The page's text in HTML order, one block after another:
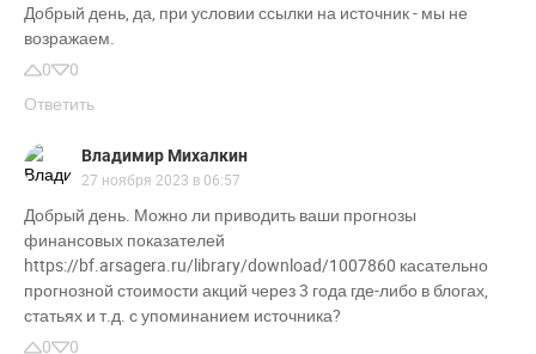
Добрый день, да, при условии ссылки на источник - мы не
возражаем.
0
0
Ответить
Владимир Михалкин
27 ноября 2023 в 06:57
Добрый день. Можно ли приводить ваши прогнозы
финансовых показателей
https://bf.arsagera.ru/library/download/1007860 касательно
прогнозной стоимости акций через 3 года где-либо в блогах,
статьях и т.д. с упоминанием источника?
0
0